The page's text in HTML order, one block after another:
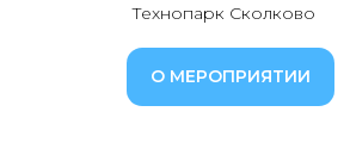
Технопарк Сколково
О МЕРОПРИЯТИИ